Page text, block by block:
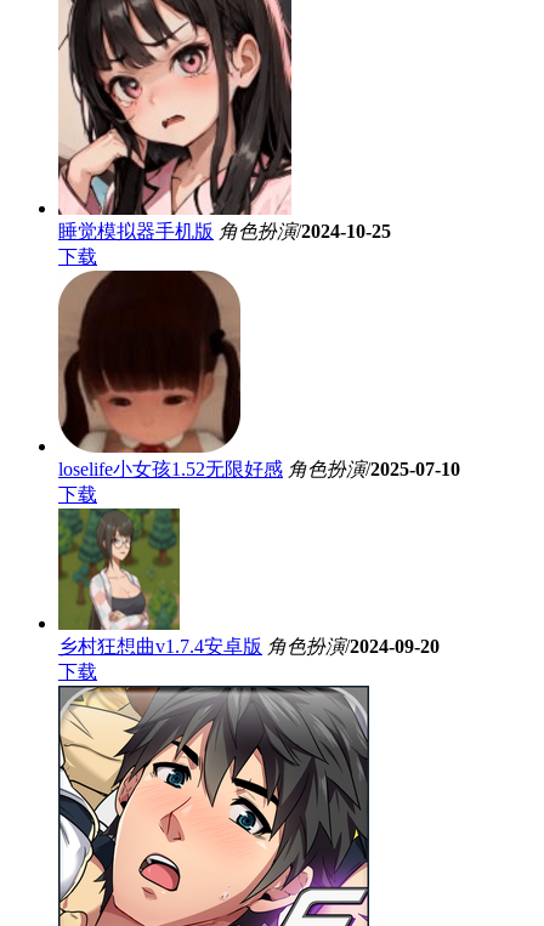
睡觉模拟器手机版 角色扮演/2024-10-25
下载
loselife小女孩1.52无限好感 角色扮演/2025-07-10
下载
乡村狂想曲v1.7.4安卓版 角色扮演/2024-09-20
下载